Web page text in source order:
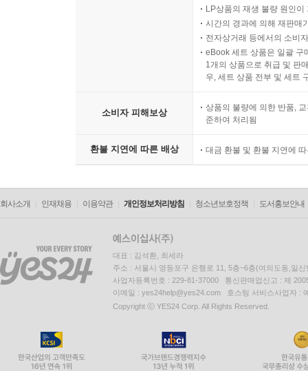
LP상품의 재생 불량 원인
시간의 경과에 의해 재판매
전자상거래 등에서의 소비
eBook 세트 상품은 일괄 구
1개의 상품으로 취급 및 판
우, 세트 상품 전부 및 세트
소비자 피해보상
상품의 불량에 의한 반품,
준하여 처리됨
환불 지연에 따른 배상 대금 환불 및 환불 지연에
회사소개 인재채용 이용약관 개인정보처리방침 청소년보호정책 도서홍보안내
대표 : 김석환, 최세라
주소 : 서울시 영등포구 은행로 11, 5층~6층(여의도동,일신
사업자등록번호 : 229-81-37000 통신판매업신고 : 제
이메일 : yes24help@yes24.com 호스팅 서비스사업자 :
Copyright ⓒ YES24 Corp. All Rights Reserved.